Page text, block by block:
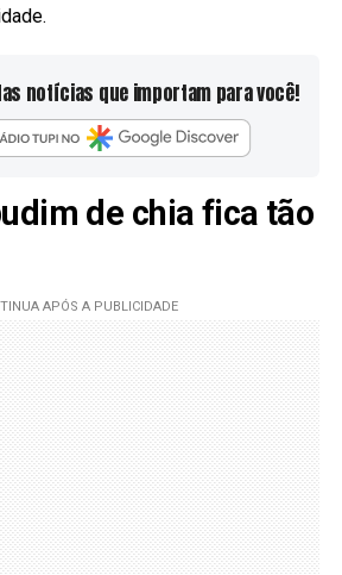
notícias que importam para você!
de chia fica tão